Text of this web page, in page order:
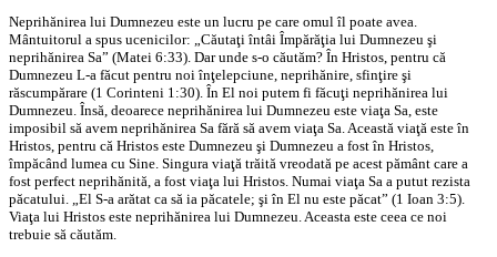
Neprihănirea lui Dumnezeu este un lucru pe care omul îl poate avea.
Mântuitorul a spus ucenicilor: „Căutaţi întâi Împărăţia lui Dumnezeu şi
neprihănirea Sa” (Matei 6:33). Dar unde s-o căutăm? În Hristos, pentru că
Dumnezeu L-a făcut pentru noi înţelepciune, neprihănire, sfinţire şi
răscumpărare (1 Corinteni 1:30). În El noi putem fi făcuţi neprihănirea lui
Dumnezeu. Însă, deoarece neprihănirea lui Dumnezeu este viaţa Sa, este
imposibil să avem neprihănirea Sa fără să avem viaţa Sa. Această viaţă este în
Hristos, pentru că Hristos este Dumnezeu şi Dumnezeu a fost în Hristos,
împăcând lumea cu Sine. Singura viaţă trăită vreodată pe acest pământ care a
fost perfect neprihănită, a fost viaţa lui Hristos. Numai viaţa Sa a putut rezista
păcatului. „El S-a arătat ca să ia păcatele; şi în El nu este păcat” (1 Ioan 3:5).
Viaţa lui Hristos este neprihănirea lui Dumnezeu. Aceasta este ceea ce noi
trebuie să căutăm.